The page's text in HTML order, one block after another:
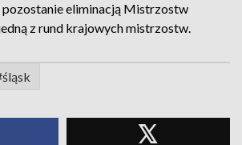
eliminacją Mistrzostw
z rund krajowych mistrzostw.